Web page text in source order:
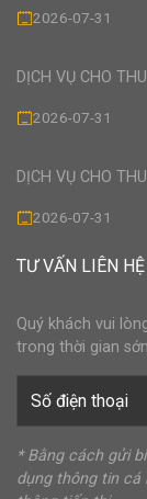
2026-07-31
DỊCH VỤ CHO
2026-07-31
DỊCH VỤ CHO
2026-07-31
TƯ VẤN LIÊN HỆ
Quý khách vui
trong thời gian
* Bằng cách gửi
dụng thông tin